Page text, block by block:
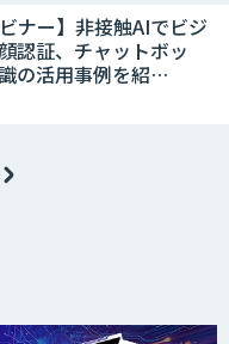
ナー】非接触AIでビジ
認証、チャットボッ
の活用事例を紹…